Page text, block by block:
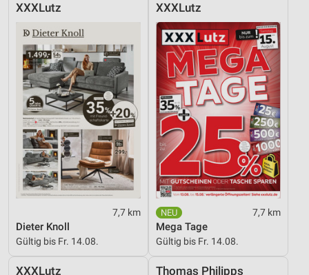
XXXLutz
7,7 km
Dieter Knoll
Gültig bis Fr. 14.08.
XXXLutz
7,7 km
Mega Tage
Gültig bis Fr. 14.08.
XXXLutz Thomas Philipps